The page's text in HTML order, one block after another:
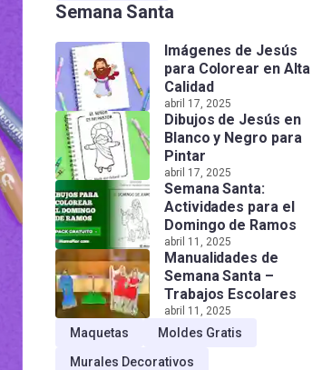
Semana Santa
Imágenes de Jesús
para Colorear en Alta
Calidad
abril 17, 2025
Dibujos de Jesús en
Blanco y Negro para
Pintar
abril 17, 2025
Semana Santa:
Actividades para el
Domingo de Ramos
abril 11, 2025
Manualidades de
Semana Santa –
Trabajos Escolares
abril 11, 2025
Maquetas
Moldes Gratis
Murales Decorativos